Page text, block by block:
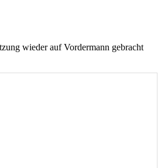
wieder auf Vordermann gebracht